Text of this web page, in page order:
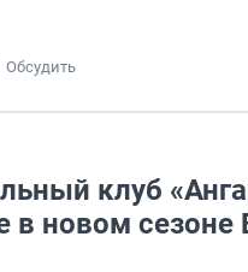
Обсудить
клуб
в новом